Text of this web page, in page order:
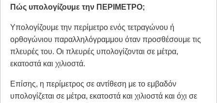
Πώς υπολογίζουμε την ΠΕΡΙΜΕΤΡΟ;
Υπολογίζουμε την περίμετρο ενός τετραγώνου ή
ορθογώνιου παραλληλόγραμμου όταν προσθέσουμε τις
πλευρές του. Οι πλευρές υπολογίζονται σε μέτρα,
εκατοστά και χιλιοστά.
Επίσης, η περίμετρος σε αντίθεση με το εμβαδόν
υπολογίζεται σε μέτρα, εκατοστά και χιλιοστά και όχι σε